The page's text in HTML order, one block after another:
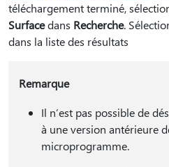
téléchargement terminé,
Surfacedans Recherche.
dans la liste des résultats
Remarque
Il n’est pas possible de
à une version antérieure
microprogramme.